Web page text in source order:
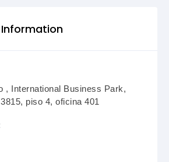
, International Business Park,
piso 4, oficina 401